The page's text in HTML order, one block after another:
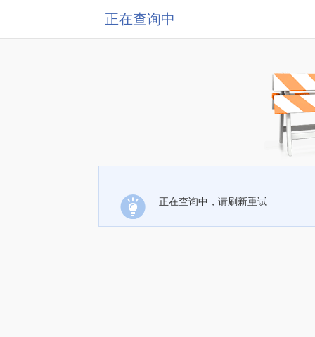
正在查询中
正在查询中，请刷新重试